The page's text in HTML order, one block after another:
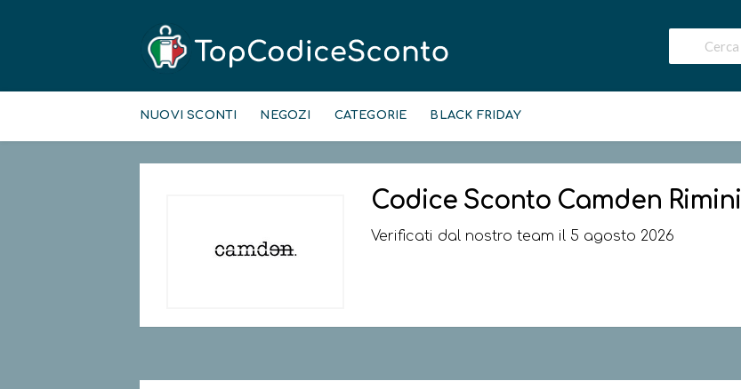
to
NUOVI SCONTI NEGOZI CATEGORIE BLACK FRIDAY
Codice Sconto Camden Rimini
Verificati dal nostro team il 5 agosto 2026